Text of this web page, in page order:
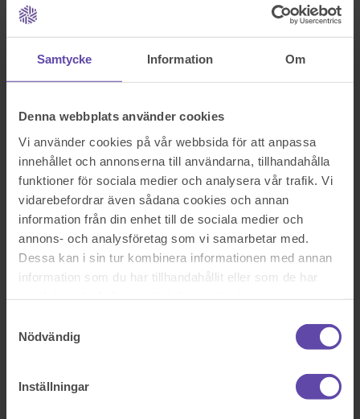
Samtycke Information Om
Denna webbplats använder cookies
Vi använder cookies på vår webbsida för att anpassa
innehållet och annonserna till användarna, tillhandahålla
funktioner för sociala medier och analysera vår trafik. Vi
vidarebefordrar även sådana cookies och annan
information från din enhet till de sociala medier och
annons- och analysföretag som vi samarbetar med.
Dessa kan i sin tur kombinera informationen med annan
information som du har tillhandahållit eller som de har
Nödvändig
Inställningar
Sök efter en fråga
Bostad & Fastighet
Vad gäller vid byte av
fastigheter?
Hej! Jag och min man äger en fastighet. Vi har nu planerat att byta
vår fastighet med min mans föräldrar som äger ett hus. Föräldrarnas
hus är värderad till mer än vår bostad. Min man har även en syster
som måste bli kompenserad. Hur går man lättast tillväga för detta?
Finns det olika alternativ?
Sök efter en fråga
Se alla frågor Boka tid med jurist
Boka tid med jurist